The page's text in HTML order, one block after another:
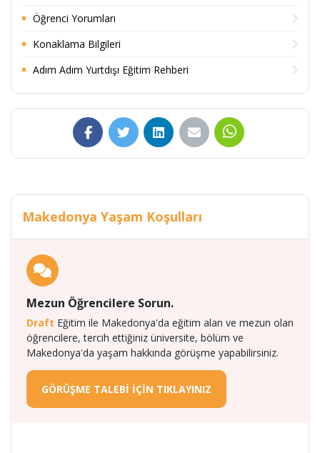
Öğrenci Yorumları
Konaklama Bilgileri
Adım Adım Yurtdışı Eğitim Rehberi
Makedonya Yaşam Koşulları
Mezun Öğrencilere Sorun.
Draft Eğitim ile Makedonya'da eğitim alan ve mezun olan
öğrencilere, tercih ettiğiniz üniversite, bölüm ve
Makedonya'da yaşam hakkında görüşme yapabilirsiniz.
GÖRÜŞME TALEBİ İÇİN TIKLAYINIZ